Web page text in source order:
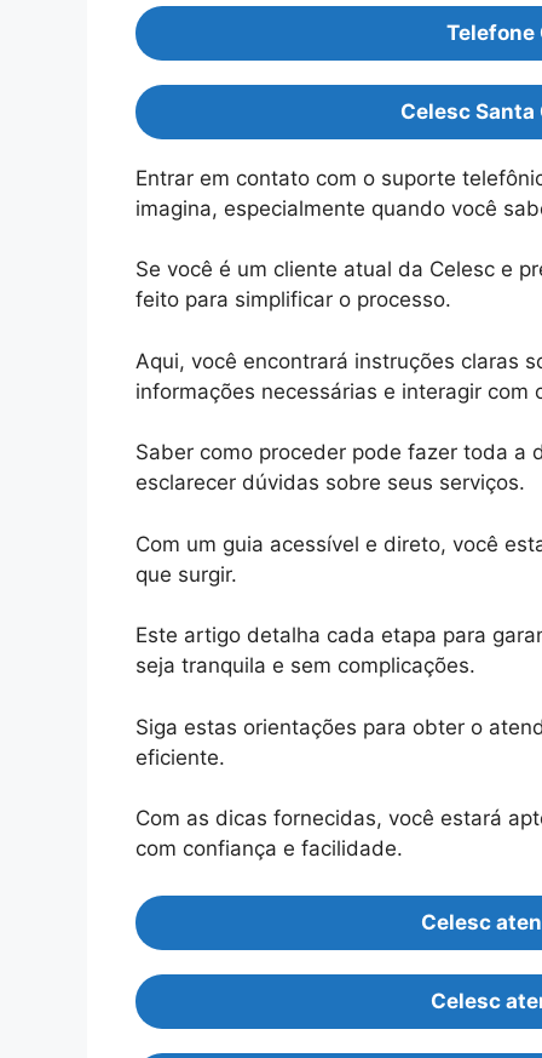
Telefone
Celesc
Entrar em contato com o suporte
imagina, especialmente quando você
Se você é um cliente atual da Celesc e
feito para simplificar o processo.
Aqui, você encontrará instruções claras
informações necessárias e interagir com
Saber como proceder pode fazer toda a
esclarecer dúvidas sobre seus serviços.
Com um guia acessível e direto, você
que surgir.
Este artigo detalha cada etapa para
seja tranquila e sem complicações.
Siga estas orientações para obter o
eficiente.
Com as dicas fornecidas, você estará
com confiança e facilidade.
Celesc
Celesc